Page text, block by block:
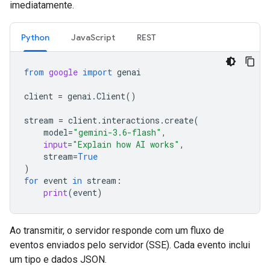
imediatamente.
Python JavaScript REST
from google import genai
client = genai .Client()
stream = client. interactions .create(
model="gemini-3.6-flash" ,
input="Explain how AI works" ,
stream=True
)
for event in stream :
print(event)
Ao transmitir, o servidor responde com um fluxo de
eventos enviados pelo servidor (SSE). Cada evento inclui
um tipo e dados JSON.